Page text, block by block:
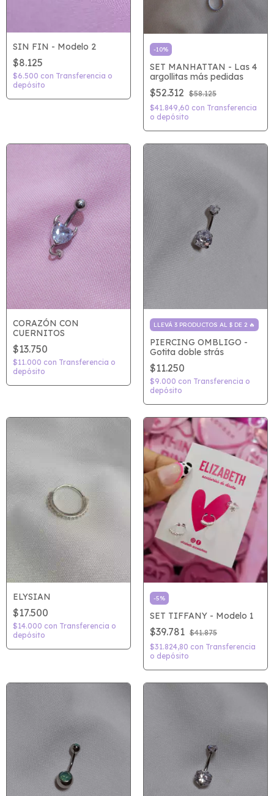
SIN FIN - Modelo 2
$8.125
$6.500 con Transferencia o
depósito
-10%
SET MANHATTAN - Las 4
argollitas más pedidas
$52.312 $58.125
$41.849,60 con Transferencia
o depósito
CORAZÓN CON
CUERNITOS
$13.750
$11.000 con Transferencia o
depósito
LLEVÁ 3 PRODUCTOS AL $ DE 2 🔥
PIERCING OMBLIGO -
Gotita doble strás
$11.250
$9.000 con Transferencia o
depósito
ELYSIAN
$17.500
$14.000 con Transferencia o
depósito
-5%
SET TIFFANY - Modelo 1
$39.781 $41.875
$31.824,80 con Transferencia
o depósito